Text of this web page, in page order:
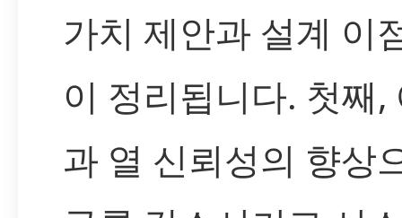
가치 제안과 설계 이
이 정리됩니다. 첫째
과 열 신뢰성의 향상